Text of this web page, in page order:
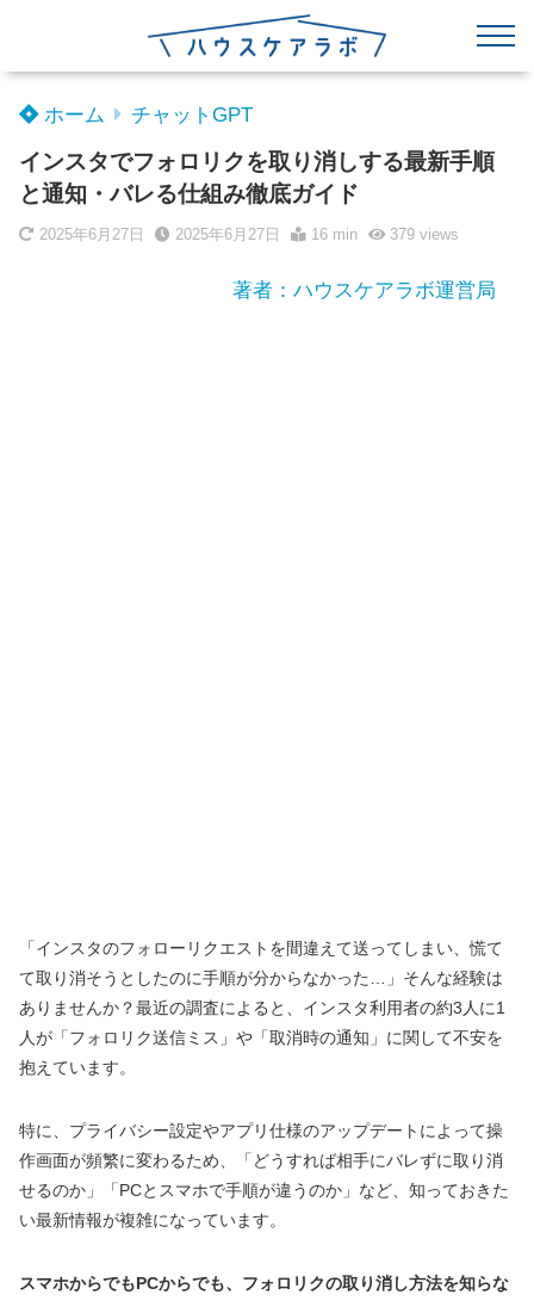
ホーム チャットGPT
インスタでフォロリクを取り消しする最新手順
と通知・バレる仕組み徹底ガイド
2025年6月27日 2025年6月27日 16 min 379views
著者：ハウスケアラボ運営局
「インスタのフォローリクエストを間違えて送ってしまい、慌て
て取り消そうとしたのに手順が分からなかった…」そんな経験は
ありませんか？最近の調査によると、インスタ利用者の約3人に1
人が「フォロリク送信ミス」や「取消時の通知」に関して不安を
抱えています。
特に、プライバシー設定やアプリ仕様のアップデートによって操
作画面が頻繁に変わるため、「どうすれば相手にバレずに取り消
せるのか」「PCとスマホで手順が違うのか」など、知っておきた
い最新情報が複雑になっています。
スマホからでもPCからでも、フォロリクの取り消し方法を知らな